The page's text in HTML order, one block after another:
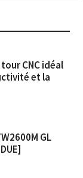
CNC idéal
et la
GL